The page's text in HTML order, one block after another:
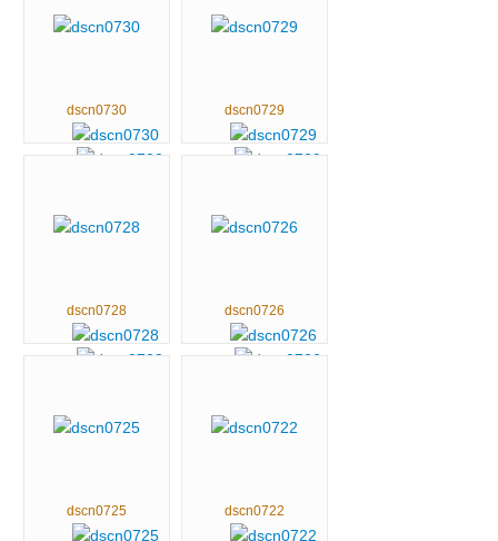
dscn0730 dscn0729
dscn0728 dscn0726
dscn0725 dscn0722